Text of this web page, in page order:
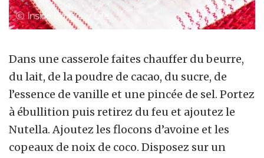
Dans une casserole faites chauffer du beurre,
du lait, de la poudre de cacao, du sucre, de
l’essence de vanille et une pincée de sel. Portez
à ébullition puis retirez du feu et ajoutez le
Nutella. Ajoutez les flocons d’avoine et les
copeaux de noix de coco. Disposez sur un